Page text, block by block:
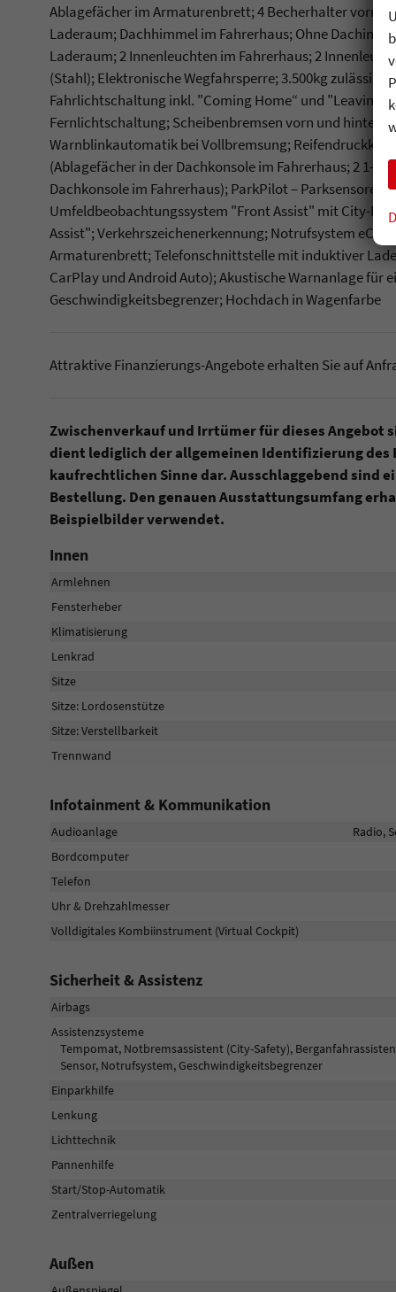
Ablagefächer im Armaturenbrett; 4 Becherhalter vorn;
Laderaum; Dachhimmel im Fahrerhaus; Ohne
Laderaum; 2 Innenleuchten im Fahrerhaus; 2
(Stahl); Elektronische Wegfahrsperre; 3.500kg
Fahrlichtschaltung inkl. "Coming Home“ und "Leaving
Fernlichtschaltung; Scheibenbremsen vorn und hinten;
Warnblinkautomatik bei Vollbremsung;
(Ablagefächer in der Dachkonsole im Fahrerhaus; 2 1-
Dachkonsole im Fahrerhaus); ParkPilot –
Umfeldbeobachtungssystem "Front Assist" mit City-
Assist"; Verkehrszeichenerkennung; Notrufsystem eCall;
Armaturenbrett; Telefonschnittstelle mit induktiver
CarPlay und Android Auto); Akustische Warnanlage
Geschwindigkeitsbegrenzer; Hochdach in Wagenfarbe
Attraktive Finanzierungs-Angebote erhalten Sie auf
Zwischenverkauf und Irrtümer für dieses Angebot
dient lediglich der allgemeinen Identifizierung des
kaufrechtlichen Sinne dar. Ausschlaggebend sind
Bestellung. Den genauen Ausstattungsumfang
Beispielbilder verwendet.
Innen
Armlehnen
Fensterheber
Klimatisierung
Lenkrad
Sitze
Sitze: Lordosenstütze
Sitze: Verstellbarkeit
Trennwand
Infotainment & Kommunikation
Audioanlage
Radio,
Bordcomputer
Telefon
Uhr & Drehzahlmesser
Volldigitales Kombiinstrument (Virtual Cockpit)
Sicherheit & Assistenz
Airbags
Assistenzsysteme
Tempomat, Notbremsassistent (City-Safety),
Sensor, Notrufsystem, Geschwindigkeitsbegrenzer
Einparkhilfe
Lenkung
Lichttechnik
Pannenhilfe
Start/Stop-Automatik
Zentralverriegelung
Außen